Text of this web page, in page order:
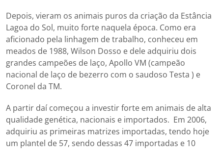
Depois, vieram os animais puros da criação da Estância
Lagoa do Sol, muito forte naquela época. Como era
aficionado pela linhagem de trabalho, conheceu em
meados de 1988, Wilson Dosso e dele adquiriu dois
grandes campeões de laço, Apollo VM (campeão
nacional de laço de bezerro com o saudoso Testa ) e
Coronel da TM.
A partir daí começou a investir forte em animais de alta
qualidade genética, nacionais e importados. Em 2006,
adquiriu as primeiras matrizes importadas, tendo hoje
um plantel de 57, sendo dessas 47 importadas e 10